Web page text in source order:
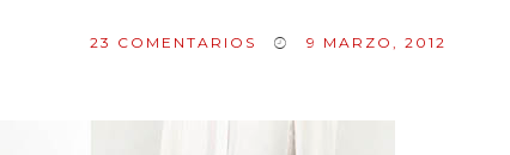
23 COMENTARIOS 9 MARZO, 2012